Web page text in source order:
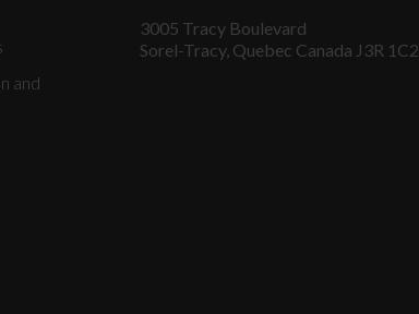
and
3005 Tracy Boulevard
Sorel-Tracy, Quebec Canada J3R 1C2